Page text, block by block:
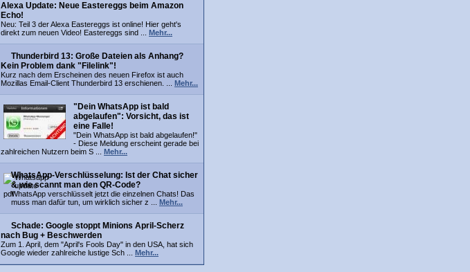
Alexa Update: Neue Eastereggs beim Amazon
Echo!
Neu: Teil 3 der Alexa Eastereggs ist online! Hier geht's
direkt zum neuen Video! Eastereggs sind ... Mehr...
Thunderbird 13: Große Dateien als Anhang?
Kein Problem dank "Filelink"!
Kurz nach dem Erscheinen des neuen Firefox ist auch
Mozillas Email-Client Thunderbird 13 erschienen. ... Mehr...
"Dein WhatsApp ist bald
abgelaufen": Vorsicht, das ist
eine Falle!
"Dein WhatsApp ist bald abgelaufen!"
- Diese Meldung erscheint gerade bei
zahlreichen Nutzern beim S ... Mehr...
WhatsApp-Verschlüsselung: Ist der Chat sicher
& wie scannt man den QR-Code?
WhatsApp verschlüsselt jetzt die einzelnen Chats! Das
muss man dafür tun, um wirklich sicher z ... Mehr...
Schade: Google stoppt Minions April-Scherz
nach Bug + Beschwerden
Zum 1. April, dem "April's Fools Day" in den USA, hat sich
Google wieder zahlreiche lustige Sch ... Mehr...